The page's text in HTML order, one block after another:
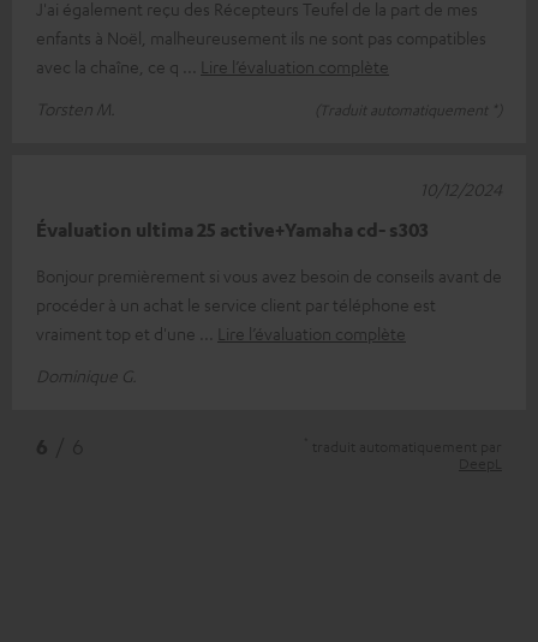
J'ai également reçu des Récepteurs Teufel de la part de mes
enfants à Noël, malheureusement ils ne sont pas compatibles
avec la chaîne, ce q
Lire l’évaluation complète
Torsten M.
(Traduit automatiquement *)
Évaluation ultima 25 active+Yamaha cd- s303
Bonjour premièrement si vous avez besoin de conseils avant de
procéder à un achat le service client par téléphone est
vraiment top et d'une
Lire l’évaluation complète
Dominique G.
10/12/2024